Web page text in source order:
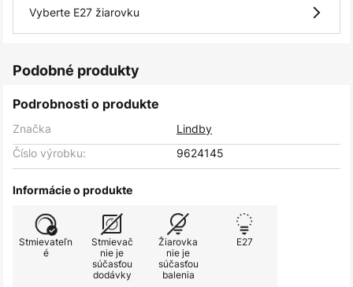
Vyberte E27 žiarovku
Podobné produkty
Podrobnosti o produkte
Značka
Lindby
Číslo výrobku:
9624145
Informácie o produkte
Stmievateľn
é
Stmievač
nie je
súčasťou
dodávky
Žiarovka
nie je
súčasťou
balenia
E27